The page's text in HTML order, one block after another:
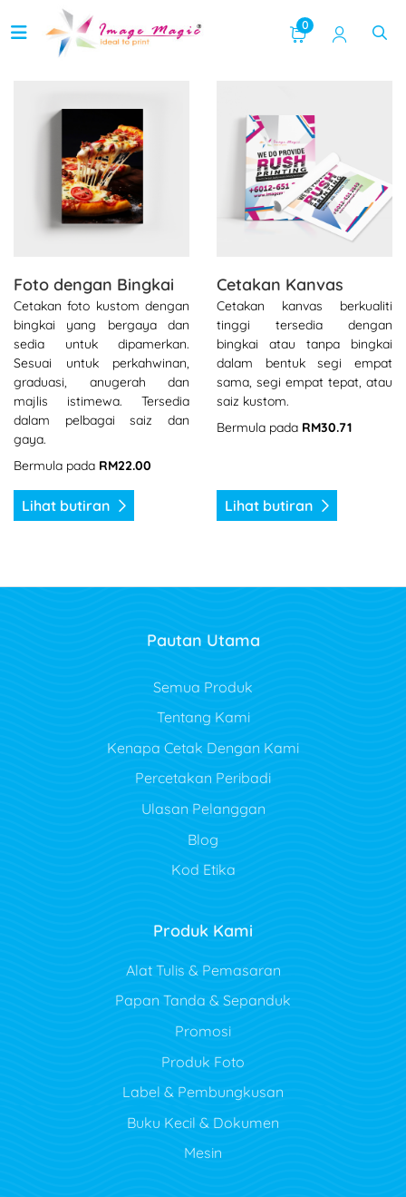
0
Foto dengan Bingkai
Cetakan foto kustom dengan
bingkai yang bergaya dan
sedia untuk dipamerkan.
Sesuai untuk perkahwinan,
graduasi, anugerah dan
majlis istimewa. Tersedia
dalam pelbagai saiz dan
gaya.
Bermula pada RM22.00
Lihat butiran
Cetakan Kanvas
Cetakan kanvas berkualiti
tinggi tersedia dengan
bingkai atau tanpa bingkai
dalam bentuk segi empat
sama, segi empat tepat, atau
saiz kustom.
Bermula pada RM30.71
Lihat butiran
Pautan Utama
Semua Produk
Tentang Kami
Kenapa Cetak Dengan Kami
Percetakan Peribadi
Ulasan Pelanggan
Blog
Kod Etika
Produk Kami
Alat Tulis & Pemasaran
Papan Tanda & Sepanduk
Promosi
Produk Foto
Label & Pembungkusan
Buku Kecil & Dokumen
Mesin